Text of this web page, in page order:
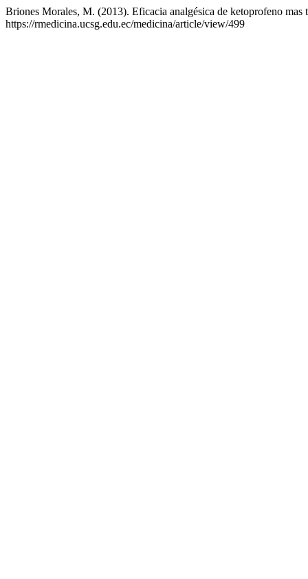
Briones Morales, M. (2013). Eficacia analgésica de ketoprofeno
https://rmedicina.ucsg.edu.ec/medicina/article/view/499